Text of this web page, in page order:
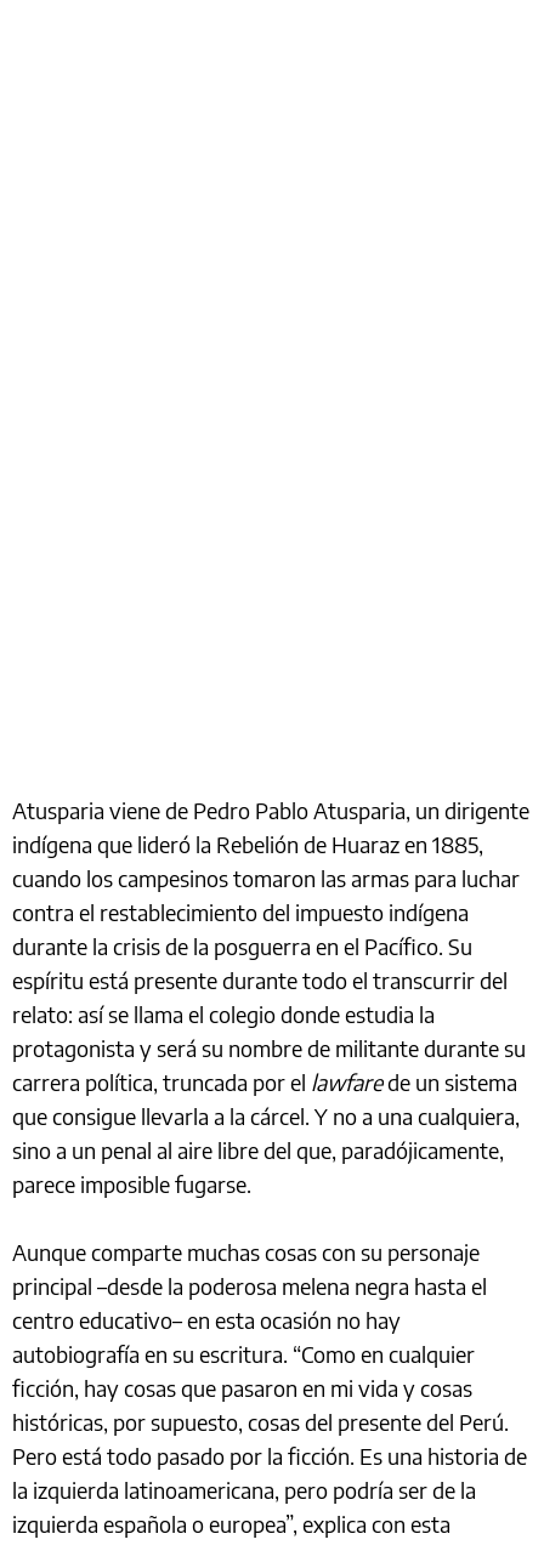
Atusparia viene de Pedro Pablo Atusparia, un dirigente
indígena que lideró la Rebelión de Huaraz en 1885,
cuando los campesinos tomaron las armas para luchar
contra el restablecimiento del impuesto indígena
durante la crisis de la posguerra en el Pacífico. Su
espíritu está presente durante todo el transcurrir del
relato: así se llama el colegio donde estudia la
protagonista y será su nombre de militante durante su
carrera política, truncada por el lawfarede un sistema
que consigue llevarla a la cárcel. Y no a una cualquiera,
sino a un penal al aire libre del que, paradójicamente,
parece imposible fugarse.
Aunque comparte muchas cosas con su personaje
principal –desde la poderosa melena negra hasta el
centro educativo– en esta ocasión no hay
autobiografía en su escritura. “Como en cualquier
ficción, hay cosas que pasaron en mi vida y cosas
históricas, por supuesto, cosas del presente del Perú.
Pero está todo pasado por la ficción. Es una historia de
la izquierda latinoamericana, pero podría ser de la
izquierda española o europea”, explica con esta